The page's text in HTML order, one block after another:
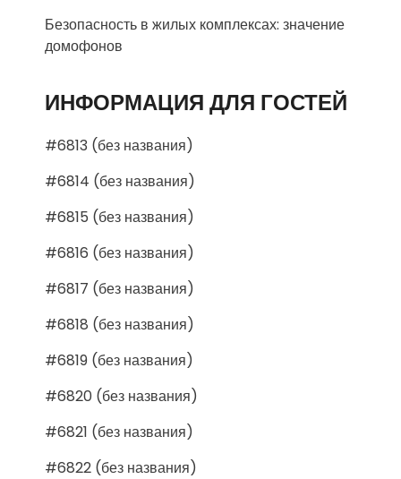
Безопасность в жилых комплексах: значение
домофонов
ИНФОРМАЦИЯ ДЛЯ ГОСТЕЙ
#6813 (без названия)
#6814 (без названия)
#6815 (без названия)
#6816 (без названия)
#6817 (без названия)
#6818 (без названия)
#6819 (без названия)
#6820 (без названия)
#6821 (без названия)
#6822 (без названия)